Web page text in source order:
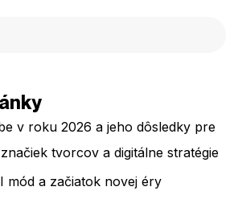
v roku 2026 a jeho dôsledky pre
tvorcov a digitálne stratégie
mód a začiatok novej éry